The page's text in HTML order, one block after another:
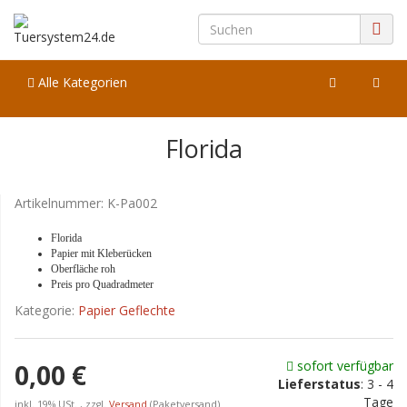
Alle Kategorien
Florida
Artikelnummer: K-Pa002
Florida
Papier mit Kleberücken
Oberfläche roh
Preis pro Quadradmeter
Kategorie: Papier Geflechte
0,00 €
inkl. 19% USt. , zzgl. Versand (Paketversand)
sofort verfügbar
Lieferstatus: 3 - 4
Tage